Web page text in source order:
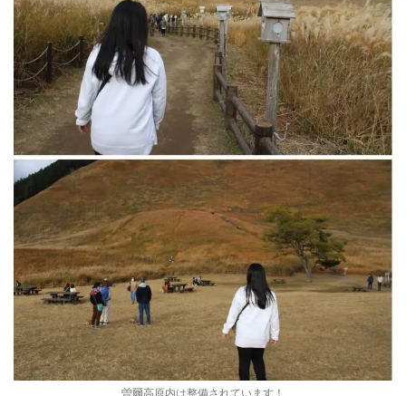
曽爾高原内は整備されています！